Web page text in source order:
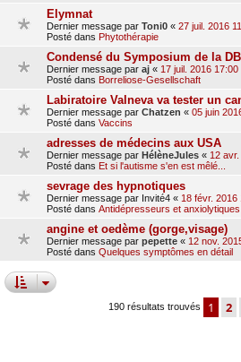
Elymnat
Dernier message par Toni0 « 27 juil. 2016
Posté dans Phytothérapie
Condensé du Symposium de la
Dernier message par aj « 17 juil. 2016 17:00
Posté dans Borreliose-Gesellschaft
Labiratoire Valneva va tester un
Dernier message par Chatzen « 05 juin
Posté dans Vaccins
adresses de médecins aux USA
Dernier message par HélèneJules « 12
Posté dans Et si l'autisme s'en est mêlé...
sevrage des hypnotiques
Dernier message par Invité4 « 18 févr. 2016
Posté dans Antidépresseurs et anxiolytiques
angine et oedème (gorge,visage)
Dernier message par pepette « 12 nov.
Posté dans Quelques symptômes en détail
190 résultats trouvés 1 2